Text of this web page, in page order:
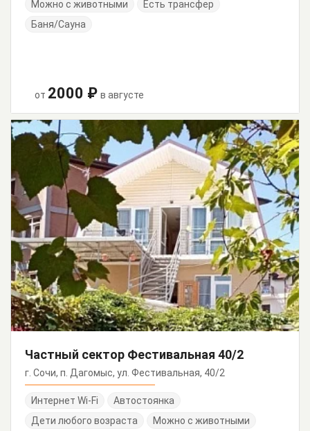
Можно с животными
Есть трансфер
Баня/Сауна
от 2000 ₽ в августе
Частный сектор Фестивальная 40/2
г. Сочи, п. Дагомыс, ул. Фестивальная, 40/2
Интернет Wi-Fi
Автостоянка
Дети любого возраста
Можно с животными